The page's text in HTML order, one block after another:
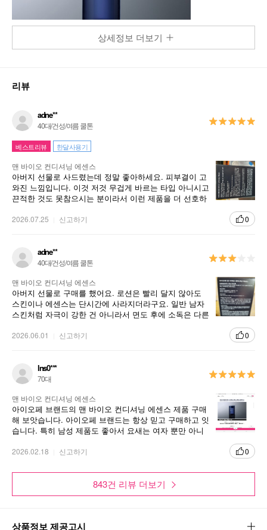
상세정보 더보기
리뷰
adne**
40대/건성/여름 쿨톤
베스트리뷰 한달사용기
맨 바이오 컨디셔닝 에센스
아버지 선물로 사드렸는데 정말 좋아하세요. 피부결이 고
와진 느낌입니다. 이것 저것 무겁게 바르는 타입 아니시고
끈적한 것도 못참으시는 분이라서 이런 제품을 더 선호하
이 거의 없지만 건조하고 주름진 피부엔 잘 맞는 듯 합니
2026.07.25 신고하기 0
adne**
40대/건성/여름 쿨톤
맨 바이오 컨디셔닝 에센스
아버지 선물로 구매를 했어요. 로션은 빨리 달지 않아도
스킨이나 에센스는 단시간에 사라지더라구요. 일반 남자
스킨처럼 자극이 강한 건 아니라서 면도 후에 소독은 다른
2026.06.01 신고하기 0
lns0***
70대
맨 바이오 컨디셔닝 에센스
아이오페 브랜드의 맨 바이오 컨디셔닝 에센스 제품 구매
해 보앗습니다. 아이오페 브랜드는 항상 믿고 구매하고 잇
습니다. 특히 남성 제품도 좋아서 요새는 여자 뿐만 아니
2026.02.18 신고하기 0
843건 리뷰 더보기
상품정보 제공고시